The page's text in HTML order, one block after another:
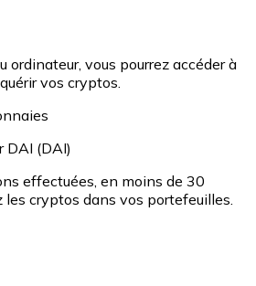
ordinateur, vous pourrez accéder à
vos cryptos.
DAI (DAI)
effectuées, en moins de 30
les cryptos dans vos portefeuilles.